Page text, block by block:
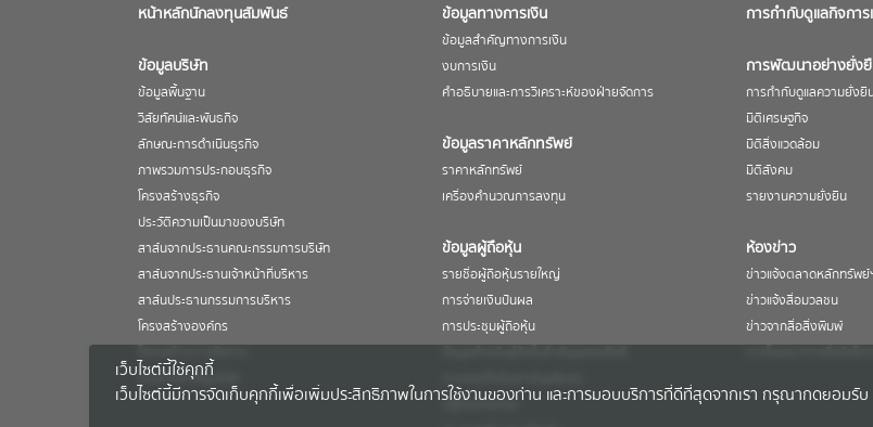
หน้าหลักนักลงทุนสัมพันธ์
ข้อมูลบริษัท
ข้อมูลพื้นฐาน
วิสัยทัศน์และพันธกิจ
ลักษณะการดำเนินธุรกิจ
ภาพรวมการประกอบธุรกิจ
โครงสร้างธุรกิจ
ประวัติความเป็นมาของบริษัท
สาส์นจากประธานคณะกรรมการบริษัท
สาส์นจากประธานเจ้าหน้าที่บริหาร
สาส์นประธานกรรมการบริหาร
โครงสร้างองค์กร
เอกสารสำคัญบริษัท
ข้อมูลทางการเงิน
ข้อมูลสำคัญทางการเงิน
งบการเงิน
คำอธิบายและการวิเคราะห์ของฝ่ายจัดการ
ข้อมูลราคาหลักทรัพย์
ราคาหลักทรัพย์
เครื่องคำนวณการลงทุน
ข้อมูลผู้ถือหุ้น
รายชื่อผู้ถือหุ้นรายใหญ่
การจ่ายเงินปันผล
การประชุมผู้ถือหุ้น
ปฏิทินนักลงทุน
การกำกับดูแลกิจกา
การพัฒนาอย่างยั่ง
การกำกับดูแลความยั่งยื
มิติเศรษฐกิจ
มิติสิ่งแวดล้อม
มิติสังคม
รายงานความยั่งยืน
ห้องข่าว
ข่าวแจ้งตลาดหลักทรัพย์
ข่าวแจ้งสื่อมวลชน
ข่าวจากสื่อสิ่งพิมพ์
เว็บไซต์นี้ใช้คุกกี้
เว็บไซต์นี้มีการจัดเก็บคุกกี้เพื่อเพิ่มประสิทธิภาพในการใช้งานของท่าน และการมอบบริการที่ดีที่สุดจากเรา กรุณากดยอมรับ